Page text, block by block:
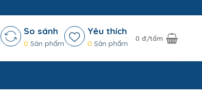
So sánh
0 Sản phẩm
Yêu thích
0 Sản phẩm
0đ/tấm